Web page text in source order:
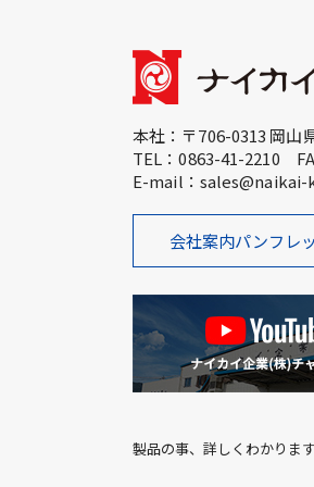
本社：〒706-0313 岡山
TEL：0863-41-2210
E-mail：
会社案内パンフレ
製品の事、詳しくわ